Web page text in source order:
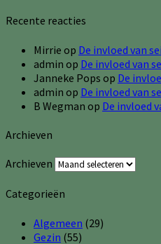
Recente reacties
Mirrie op De invloed van
admin op De invloed van
Janneke Pops op De
admin op De invloed van
B Wegman op De invloed
Archieven
Archieven
Categorieën
Algemeen (29)
Gezin (55)